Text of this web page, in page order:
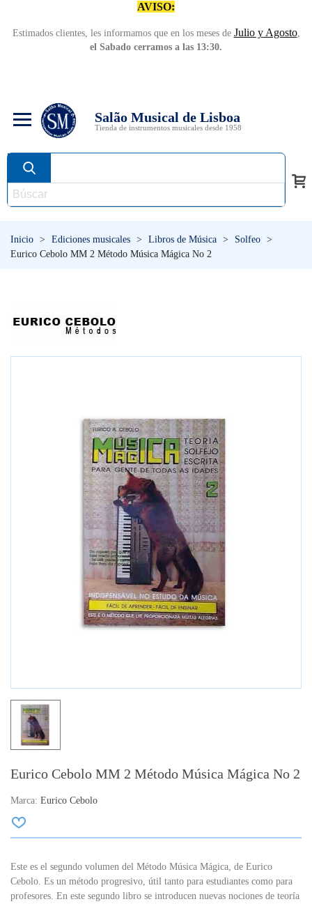
AVISO:
Estimados clientes, les informamos que en los meses de Julio y Agosto,
el Sabado cerramos a las 13:30.
Salão Musical de Lisboa
Tienda de instrumentos musicales desde 1958
Inicio > Ediciones musicales > Libros de Música > Solfeo >
Eurico Cebolo MM 2 Método Música Mágica No 2
Eurico Cebolo MM 2 Método Música Mágica No 2
Marca: Eurico Cebolo
Este es el segundo volumen del Método Música Mágica, de Eurico
Cebolo. Es un método progresivo, útil tanto para estudiantes como para
profesores. En este segundo libro se introducen nuevas nociones de teoría